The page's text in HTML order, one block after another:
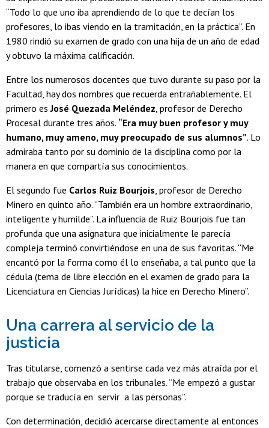
“Todo lo que uno iba aprendiendo de lo que te decían los
profesores, lo ibas viendo en la tramitación, en la práctica”. En
1980 rindió su examen de grado con una hija de un año de edad
y obtuvo la máxima calificación.
Entre los numerosos docentes que tuvo durante su paso por la
Facultad, hay dos nombres que recuerda entrañablemente. El
primero esJosé Quezada Meléndez, profesor de Derecho
Procesal durante tres años. “Era muy buen profesor y muy
humano, muy ameno, muy preocupado de sus alumnos”. Lo
admiraba tanto por su dominio de la disciplina como por la
manera en que compartía sus conocimientos.
El segundo fue Carlos Ruiz Bourjois, profesor de Derecho
Minero en quinto año. “También era un hombre extraordinario,
inteligente y humilde”. La influencia de Ruiz Bourjois fue tan
profunda que una asignatura que inicialmente le parecía
compleja terminó convirtiéndose en una de sus favoritas. “Me
encantó por la forma como él lo enseñaba, a tal punto que la
cédula (tema de libre elección en el examen de grado para la
Licenciatura en Ciencias Jurídicas) la hice en Derecho Minero”.
Una carrera al servicio de la
justicia
Tras titularse, comenzó a sentirse cada vez más atraída por el
trabajo que observaba en los tribunales. “Me empezó a gustar
porque se traducía en servir a las personas”.
Con determinación, decidió acercarse directamente al entonces